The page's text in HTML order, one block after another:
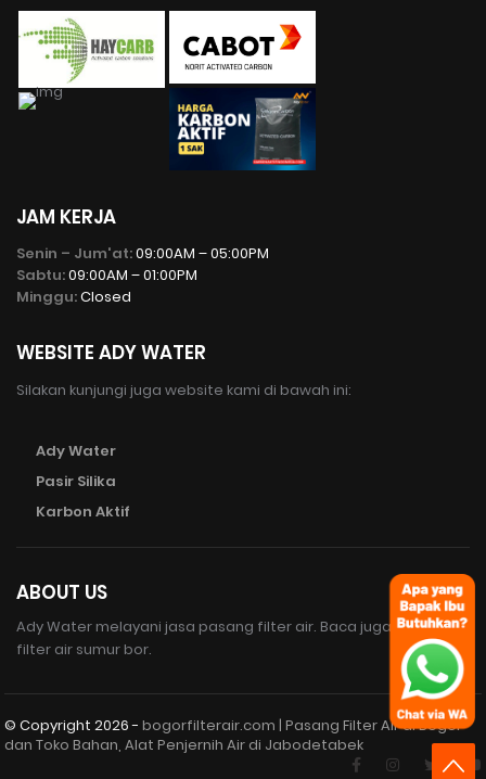
JAM KERJA
Senin – Jum'at:09:00AM – 05:00PM
Sabtu:09:00AM – 01:00PM
Minggu:Closed
WEBSITE ADY WATER
Silakan kunjungi juga website kami di bawah ini:
Ady Water
Pasir Silika
Karbon Aktif
ABOUT US
Ady Water melayani jasa pasang filter air. Baca juga susunan
filter air sumur bor.
© Copyright2026 -bogorfilterair.com | Pasang Filter Air di Bogor
dan Toko Bahan, Alat Penjernih Air di Jabodetabek